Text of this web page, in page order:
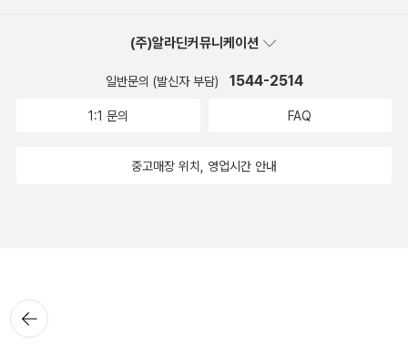
뒤로가
기
(주)알라딘커뮤니케이션
일반문의 (발신자 부담) 1544-2514
1:1 문의 FAQ
중고매장 위치, 영업시간 안내